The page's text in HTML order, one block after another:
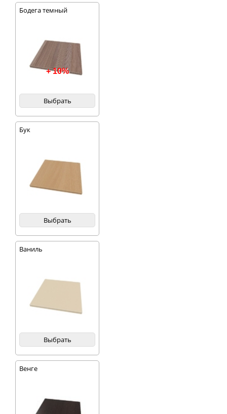
Бодега темный
+ 10%
Выбрать
Бук
Выбрать
Ваниль
Выбрать
Венге